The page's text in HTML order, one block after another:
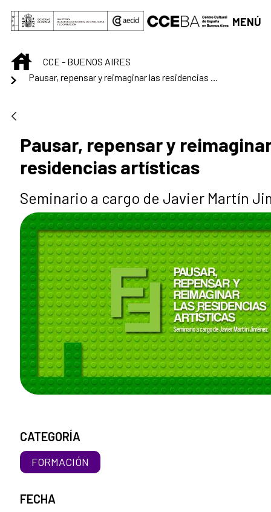
Saltar al contenido principal
MENÚ
INICIOCCE - BUENOS AIRES
Pausar, repensar y reimaginar las residencias artísticas
Pausar, repensar y
residencias artísticas
Seminario a cargo de Javier Martín
CATEGORÍA
FORMACIÓN
FECHA